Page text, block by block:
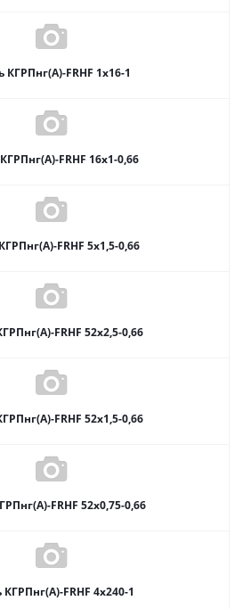
КГРПнг(А)-FRHF 1х16-1
FRHF 16х1-0,66
FRHF 5х1,5-0,66
FRHF 52х2,5-0,66
FRHF 52х1,5-0,66
FRHF 52х0,75-0,66
КГРПнг(А)-FRHF 4х240-1